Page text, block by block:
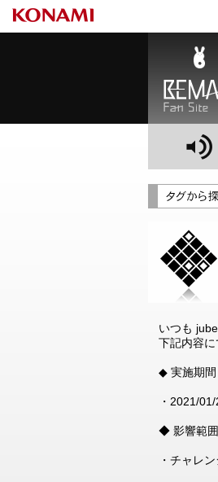
いつも
下記内容に
◆ 実施期間
・2021/
◆ 影響範囲
・チャレ